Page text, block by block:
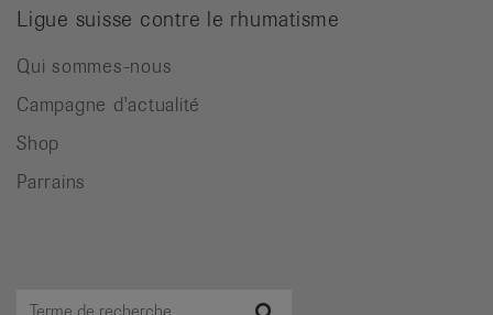
Ligue suisse contre le rhumatisme
Qui sommes-nous
Campagne d'actualité
Shop
Parrains
Terme